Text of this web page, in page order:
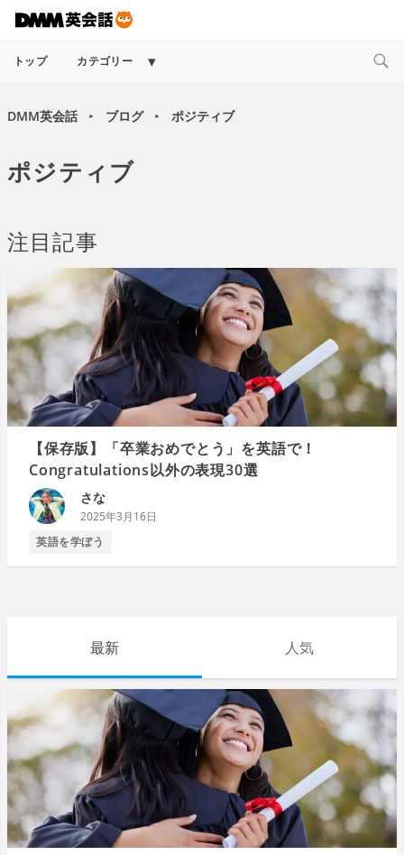
トップ カテゴリー
DMM英会話 ► ブログ ► ポジティブ
ポジティブ
注目記事
【保存版】「卒業おめでとう」を英語で！
Congratulations以外の表現30選
さな
2025年3月16日
英語を学ぼう
最新 人気